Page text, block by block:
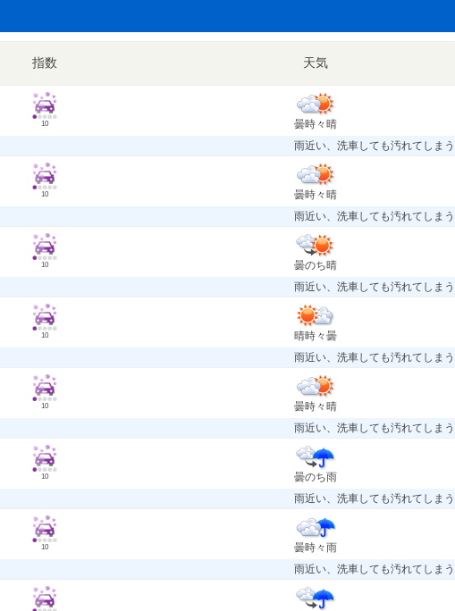
指数 天気
10
曇時々晴
雨近い、洗車しても汚れてしまう
10
曇時々晴
雨近い、洗車しても汚れてしまう
10
曇のち晴
雨近い、洗車しても汚れてしまう
10
晴時々曇
雨近い、洗車しても汚れてしまう
10
曇時々晴
雨近い、洗車しても汚れてしまう
10
曇のち雨
雨近い、洗車しても汚れてしまう
10
曇時々雨
雨近い、洗車しても汚れてしまう